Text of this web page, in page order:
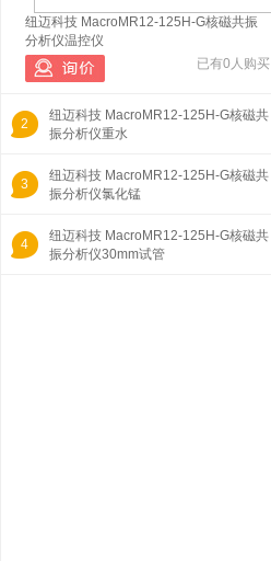
纽迈科技 MacroMR12-125H-G核磁共振
分析仪温控仪
已有0人购买
2
纽迈科技 MacroMR12-125H-G核磁共
振分析仪重水
3
纽迈科技 MacroMR12-125H-G核磁共
振分析仪氯化锰
4
纽迈科技 MacroMR12-125H-G核磁共
振分析仪30mm试管